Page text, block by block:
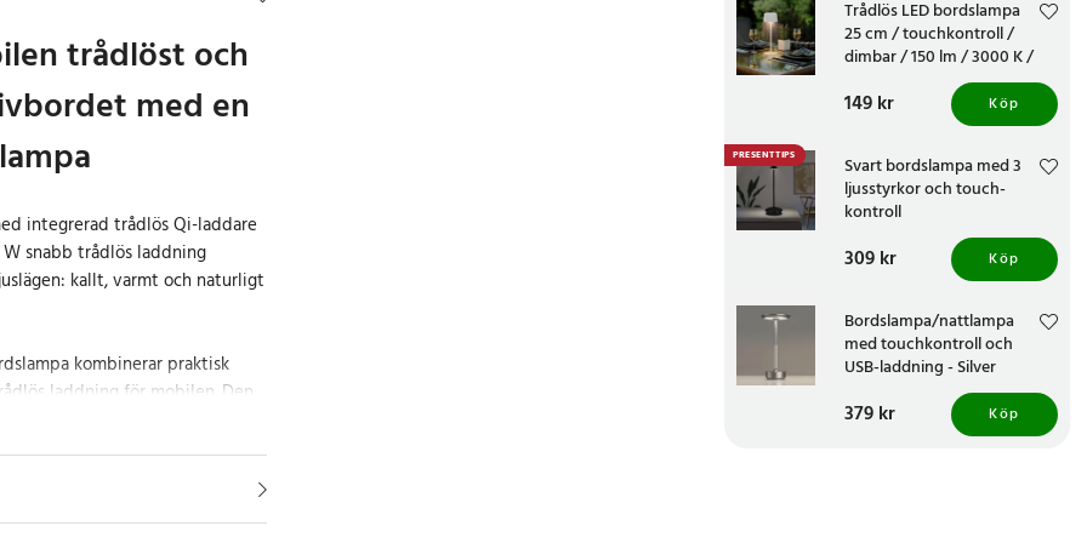
trådlöst och
med en
integrerad trådlös Qi-laddare
snabb trådlös laddning
kallt, varmt och naturligt
kombinerar praktisk
laddning för mobilen. Den
vill kunna ladda telefonen och
stöder upp till 10 W
Trådlös LED bordslampa
25 cm / touchkontroll /
dimbar / 150 lm / 3000 K /
uppladdningsbar / IP44 - Vit
Pris :149 kr
149 kr Köp
PRESENTTIPS
Svart bordslampa med 3
ljusstyrkor och touch-
kontroll
Pris:309 kr
309 kr Köp
Bordslampa/nattlampa
med touchkontroll och
USB-laddning - Silver
Pris:379 kr
379 kr Köp